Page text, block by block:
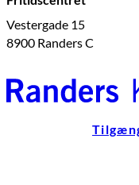
Vestergade 15
8900 Randers C